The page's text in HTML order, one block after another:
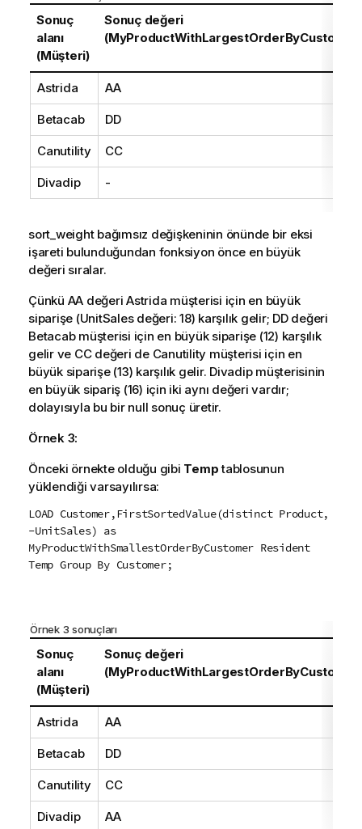
Sonuç
alanı
(Müşteri)
Sonuç değeri
Astrida AA
Betacab DD
Canutility CC
Divadip -
sort_weightbağımsız değişkeninin önünde bir eksi
işareti bulunduğundan fonksiyon önce en büyük
değeri sıralar.
Çünkü AA değeri Astrida müşterisi için en büyük
siparişe (UnitSalesdeğeri: 18) karşılık gelir; DDdeğeri
Betacabmüşterisi için en büyük siparişe (12) karşılık
gelir ve CCdeğeri de Canutility müşterisi için en
büyük siparişe (13) karşılık gelir. Divadipmüşterisinin
en büyük sipariş (16) için iki aynı değeri vardır;
dolayısıyla bu bir null sonuç üretir.
Örnek 3:
Önceki örnekte olduğu gibi Temptablosunun
yüklendiği varsayılırsa:
LOAD Customer,FirstSortedValue(distinct Product,
-UnitSales) as
MyProductWithSmallestOrderByCustomer Resident
Temp Group By Customer;
Örnek 3 sonuçları
Sonuç
alanı
(Müşteri)
Sonuç değeri
Astrida AA
Betacab DD
Canutility CC
Divadip AA